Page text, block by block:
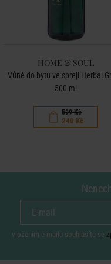
HOME & SOUL
Vůně do bytu ve spreji Herbal
500 ml
599 Kč
240 Kč
vložením e-mailu souhlasíte se